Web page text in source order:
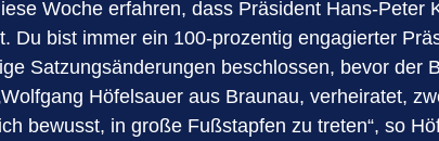
Woche erfahren, dass Präsident Hans-Peter
Du bist immer ein 100-prozentig engagierter
Satzungsänderungen beschlossen, bevor der
Höfelsauer aus Braunau, verheiratet,
bewusst, in große Fußstapfen zu treten“, so